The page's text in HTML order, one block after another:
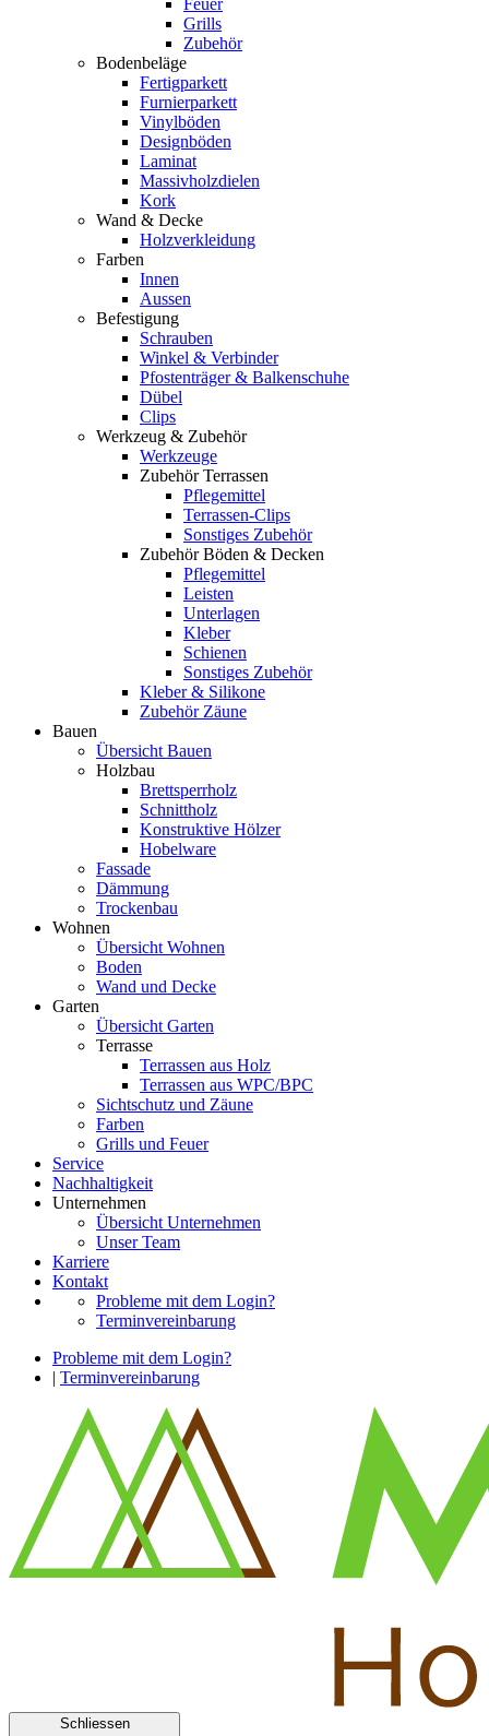
Grills
Zubehör
Bodenbeläge
Fertigparkett
Furnierparkett
Vinylböden
Designböden
Laminat
Massivholzdielen
Kork
Wand & Decke
Holzverkleidung
Farben
Innen
Aussen
Befestigung
Schrauben
Winkel & Verbinder
Pfostenträger & Balkenschuhe
Dübel
Clips
Werkzeug & Zubehör
Werkzeuge
Zubehör Terrassen
Pflegemittel
Terrassen-Clips
Sonstiges Zubehör
Zubehör Böden & Decken
Pflegemittel
Leisten
Unterlagen
Kleber
Schienen
Sonstiges Zubehör
Kleber & Silikone
Zubehör Zäune
Bauen
Übersicht Bauen
Holzbau
Brettsperrholz
Schnittholz
Konstruktive Hölzer
Hobelware
Fassade
Dämmung
Trockenbau
Wohnen
Übersicht Wohnen
Boden
Wand und Decke
Garten
Übersicht Garten
Terrasse
Terrassen aus Holz
Terrassen aus WPC/BPC
Sichtschutz und Zäune
Farben
Grills und Feuer
Service
Nachhaltigkeit
Unternehmen
Übersicht Unternehmen
Unser Team
Karriere
Kontakt
Probleme mit dem Login?
Terminvereinbarung
Probleme mit dem Login?
| Terminvereinbarung
Schliessen